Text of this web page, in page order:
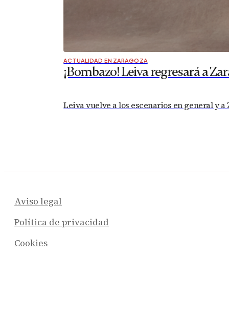
ACTUALIDAD EN ZARAGOZA
¡Bombazo! Leiva regresará a
Leiva vuelve a los escenarios en general y
Aviso legal
Política de privacidad
Cookies